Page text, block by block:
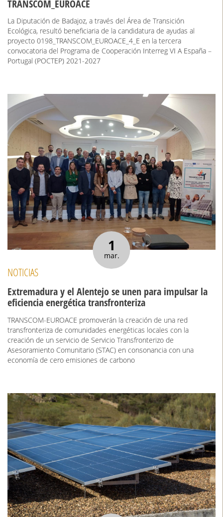
TRANSCOM_EUROACE
La Diputación de Badajoz, a través del Área de Transición
Ecológica, resultó beneficiaria de la candidatura de ayudas al
proyecto 0198_TRANSCOM_EUROACE_4_E en la tercera
convocatoria del Programa de Cooperación Interreg VI A España –
Portugal (POCTEP) 2021-2027
1
mar.
NOTICIAS
Extremadura y el Alentejo se unen para impulsar la
eficiencia energética transfronteriza
TRANSCOM-EUROACE promoverán la creación de una red
transfronteriza de comunidades energéticas locales con la
creación de un servicio de Servicio Transfronterizo de
Asesoramiento Comunitario (STAC) en consonancia con una
economía de cero emisiones de carbono